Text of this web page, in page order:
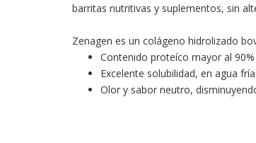
barritas nutritivas y suplementos, sin
Zenagen es un colágeno hidrolizado
Contenido proteíco mayor al
Excelente solubilidad, en agua
Olor y sabor neutro,